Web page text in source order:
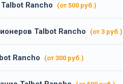
Rancho (от 500 руб.)
Talbot Rancho (от 3 руб.)
Rancho (от 300 руб.)